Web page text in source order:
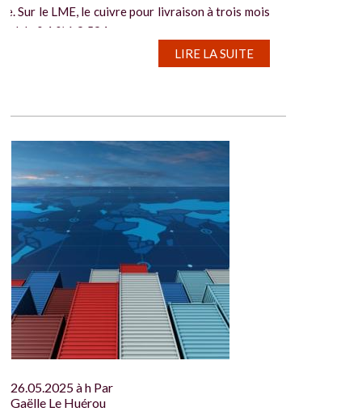
Sur le LME, le cuivre pour livraison à trois mois
de 0,1 % à 9.594...
LIRE LA SUITE
26.05.2025 à h Par
Gaëlle Le Huérou